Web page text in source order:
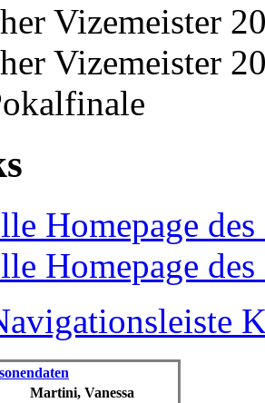
Vizemeister
Vizemeister
Homepage
Homepage des
Martini, Vanessa